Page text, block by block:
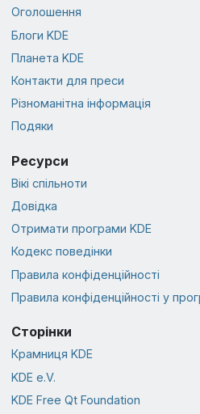
Оголошення
Блоги KDE
Планета KDE
Контакти для преси
Різноманітна інформація
Подяки
Ресурси
Вікі спільноти
Довідка
Отримати програми KDE
Кодекс поведінки
Правила конфіденційності
Правила конфіденційності у
Сторінки
Крамниця KDE
KDE e.V.
KDE Free Qt Foundation